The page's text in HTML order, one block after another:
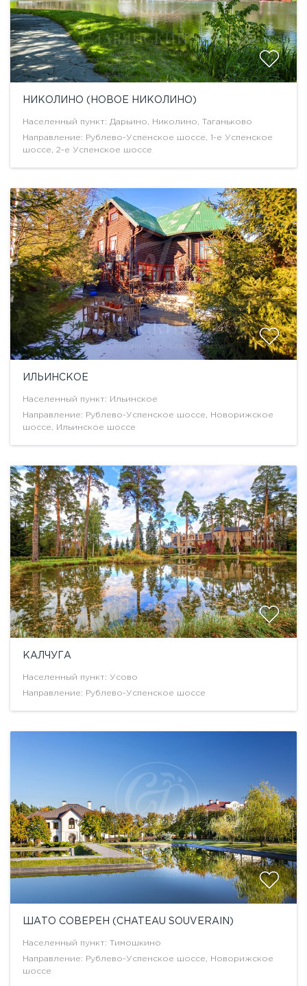
НИКОЛИНО (НОВОЕ НИКОЛИНО)
Населенный пункт: Дарьино, Николино, Таганьково
Направление: Рублево-Успенское шоссе, 1-е Успенское
шоссе, 2-е Успенское шоссе
ИЛЬИНСКОЕ
Населенный пункт: Ильинское
Направление: Рублево-Успенское шоссе, Новорижское
шоссе, Ильинское шоссе
КАЛЧУГА
Населенный пункт: Усово
Направление: Рублево-Успенское шоссе
ШАТО СОВЕРЕН (CHATEAU SOUVERAIN)
Населенный пункт: Тимошкино
Направление: Рублево-Успенское шоссе, Новорижское
шоссе